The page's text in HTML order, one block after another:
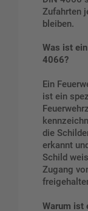
Zufahrten
bleiben.
Was ist
4066?
Ein
ist ein
die
erkannt
Schild
Zugang
Warum ist